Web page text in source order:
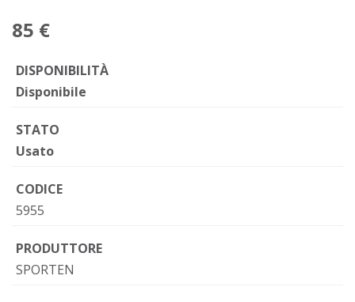
85 €
DISPONIBILITÀ
Disponibile
STATO
Usato
CODICE
5955
PRODUTTORE
SPORTEN